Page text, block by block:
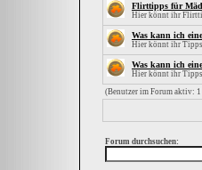
Flirttipps für
Hier könnt ihr
Was kann ich
Hier könnt ihr Tipps
Was kann ich
Hier könnt ihr Tipps
(Benutzer im Forum aktiv: 1
Forum durchsuchen: